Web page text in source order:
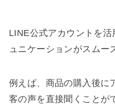
LINE公式アカウントを活
ュニケーションがスムー
例えば、商品の購入後に
客の声を直接聞くことが